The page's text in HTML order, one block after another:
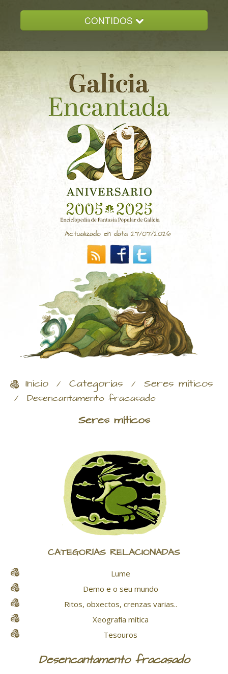
CONTIDOS
GALICIA ENCANTADA
DOCUMENTACION
NOVAS
CONTACTO
Actualizado en data 27/07/2026
Inicio / Categorías / Seres míticos
/ Desencantamento fracasado
Seres míticos
CATEGORÍAS RELACIONADAS
Lume
Demo e o seu mundo
Ritos, obxectos, crenzas varias..
Xeografía mítica
Tesouros
Desencantamento fracasado